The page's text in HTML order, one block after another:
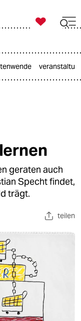

taz zahl ich
geraten auch
Specht findet,
trägt.
teilen